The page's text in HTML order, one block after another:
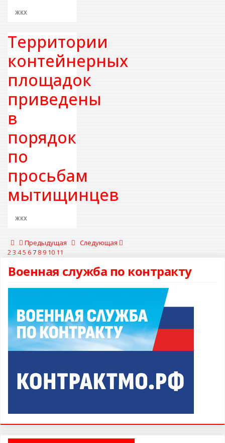
ЖКХ
Территории
контейнерных
площадок
приведены
в
порядок
по
просьбам
мытищинцев
ЖКХ
Предыдущая
Следующая
23 45 6789 10 11
Военная служба по контракту